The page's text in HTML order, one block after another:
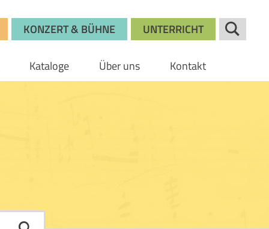
KONZERT & BÜHNE UNTERRICHT
Kataloge Über uns Kontakt